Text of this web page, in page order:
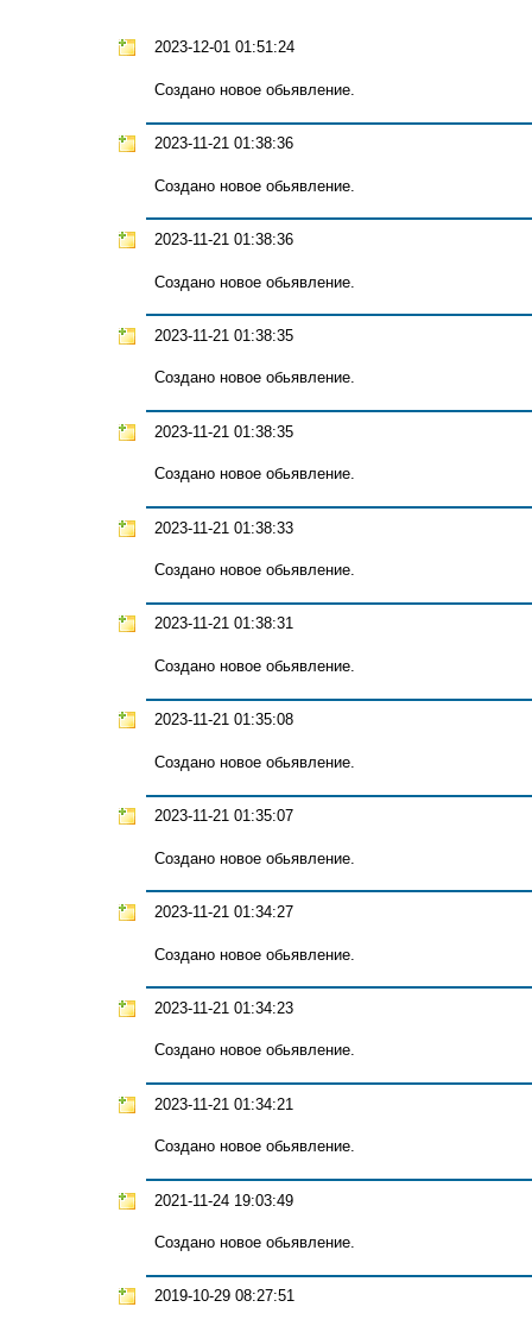
2023-12-01 01:51:24
Создано новое обьявление.
2023-11-21 01:38:36
Создано новое обьявление.
2023-11-21 01:38:36
Создано новое обьявление.
2023-11-21 01:38:35
Создано новое обьявление.
2023-11-21 01:38:35
Создано новое обьявление.
2023-11-21 01:38:33
Создано новое обьявление.
2023-11-21 01:38:31
Создано новое обьявление.
2023-11-21 01:35:08
Создано новое обьявление.
2023-11-21 01:35:07
Создано новое обьявление.
2023-11-21 01:34:27
Создано новое обьявление.
2023-11-21 01:34:23
Создано новое обьявление.
2023-11-21 01:34:21
Создано новое обьявление.
2021-11-24 19:03:49
Создано новое обьявление.
2019-10-29 08:27:51